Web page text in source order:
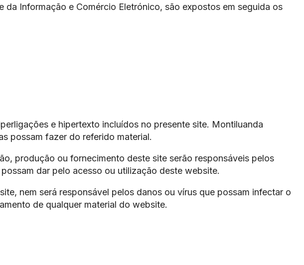
Informação e Comércio Eletrónico, são expostos em seguida os
e hipertexto incluídos no presente site. Montiluanda
possam fazer do referido material.
produção ou fornecimento deste site serão responsáveis pelos
dar pelo acesso ou utilização deste website.
nem será responsável pelos danos ou vírus que possam infectar o
de qualquer material do website.